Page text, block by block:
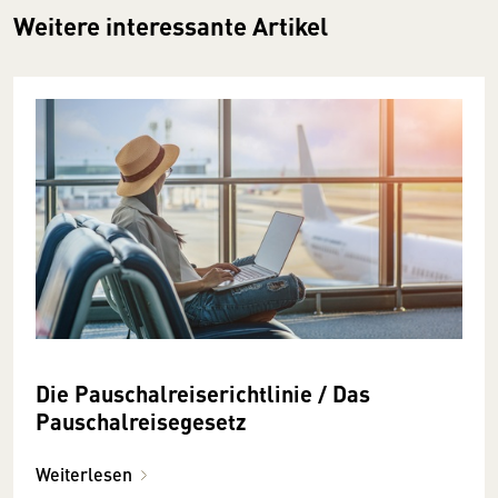
Weitere interessante Artikel
Die Pauschalreiserichtlinie / Das
Pauschalreisegesetz
Weiterlesen